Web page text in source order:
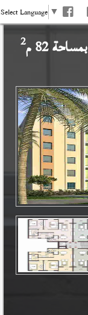
Select Language ▼
بمساحة 82 م 2